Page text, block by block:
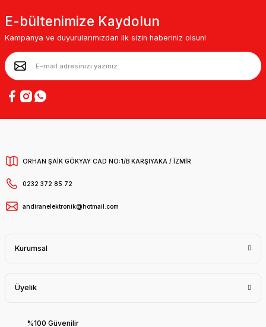
E-bültenimize Kaydolun
Kampanya ve duyurularımızdan ilk sizin haberiniz olsun!
ORHAN ŞAİK GÖKYAY CAD NO:1/B KARŞIYAKA / İZMİR
0232 372 85 72
andiranelektronik@hotmail.com
Kurumsal
Üyelik
%100 Güvenilir